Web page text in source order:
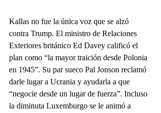
Kallas no fue la única voz que se alzó
contra Trump. El ministro de Relaciones
Exteriores británico Ed Davey calificó el
plan como “la mayor traición desde Polonia
en 1945”. Su par sueco Pal Jonson reclamó
darle lugar a Ucrania y ayudarla a que
“negocie desde un lugar de fuerza”. Incluso
la diminuta Luxemburgo se le animó a